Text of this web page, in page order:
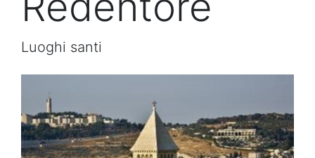
Luoghi santi